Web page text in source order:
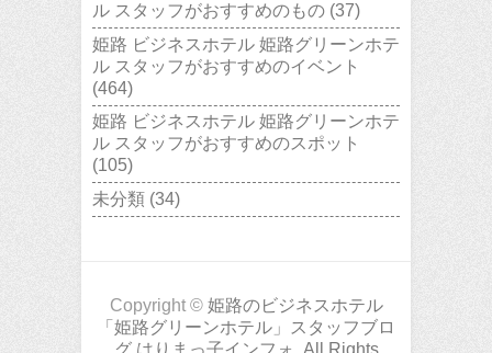
ル スタッフがおすすめのもの (37)
姫路 ビジネスホテル 姫路グリーンホテ
ル スタッフがおすすめのイベント
(464)
姫路 ビジネスホテル 姫路グリーンホテ
ル スタッフがおすすめのスポット
(105)
未分類 (34)
Copyright © 姫路のビジネスホテル
「姫路グリーンホテル」スタッフブロ
グ はりまっ子インフォ. All Rights